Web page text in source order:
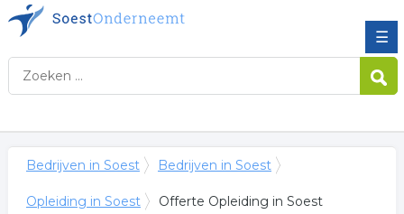
☰
Bedrijven in Soest Bedrijven in Soest
Opleiding in Soest Offerte Opleiding in Soest